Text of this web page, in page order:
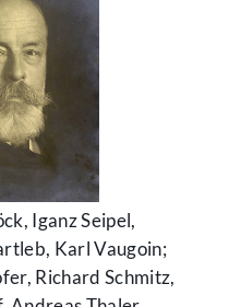
Iganz Seipel,
Karl Vaugoin;
Richard Schmitz,